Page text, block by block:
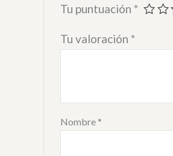
Tu puntuación *
Tu valoración *
Nombre *